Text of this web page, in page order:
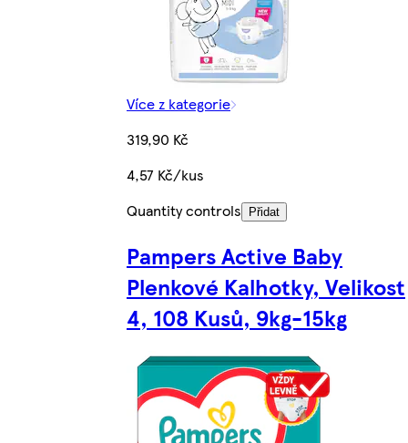
Více z kategorie
319,90 Kč
4,57 Kč/kus
Quantity controls
Přidat
Pampers Active Baby
Plenkové Kalhotky, Velikost
4, 108 Kusů, 9kg-15kg